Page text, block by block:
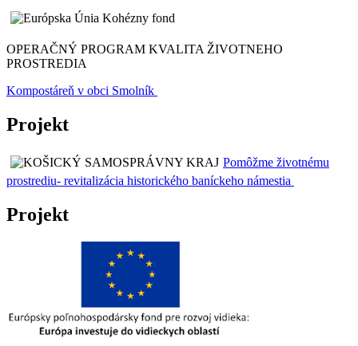
OPERAČNÝ PROGRAM KVALITA ŽIVOTNEHO
PROSTREDIA
Kompostáreň v obci Smolník
Projekt
Pomôžme životnému
prostrediu- revitalizácia historického baníckeho námestia
Projekt